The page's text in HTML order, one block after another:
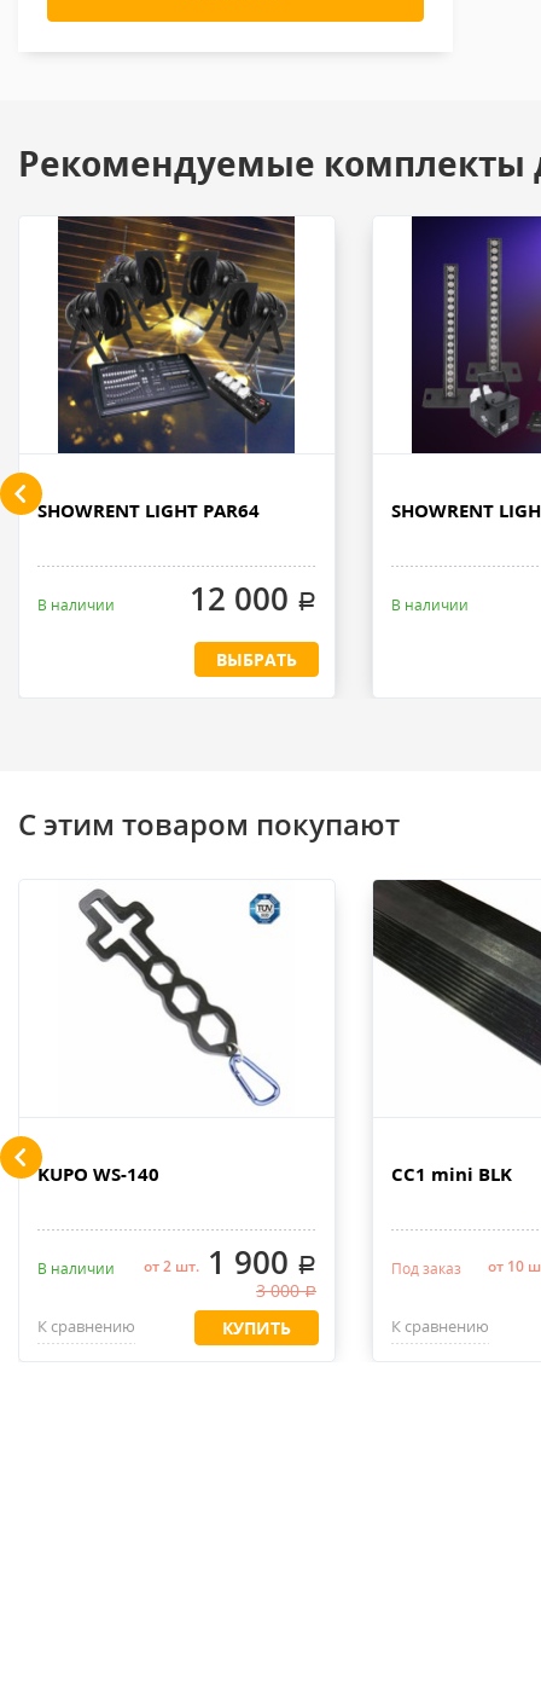
Рекомендуемые комплекты
SHOWRENT LIGHT PAR64
В наличии 12 000 .
ВЫБРАТЬ
SHOWRENT
В наличии
С этим товаром покупают
KUPO WS-140
В наличии от 2 шт.1 900 .
3 000.
К сравнению КУПИТЬ
CC1 mini BLK
Под заказ от 10
К сравнению